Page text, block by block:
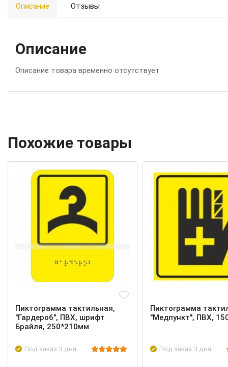
Описание Отзывы
Описание
Описание товара временно отсутствует
Похожие товары
Пиктограмма тактильная,
"Гардероб", ПВХ, шрифт
Брайля, 250*210мм
Под заказ 3 дня
Подробнее Войти
Пиктограмма
"Медпункт", ПВХ,
Под заказ 3 дня
Подробнее